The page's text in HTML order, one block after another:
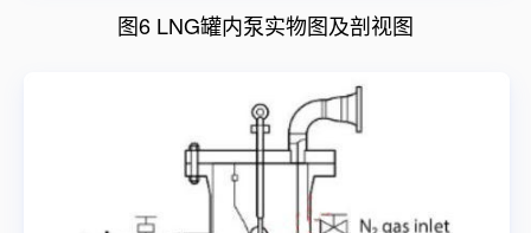
图6 LNG罐内泵实物图及剖视图